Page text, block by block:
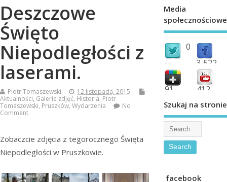
Deszczowe
Święto
Niepodległości z
laserami.
Piotr Tomaszewski
12 listopada, 2015
Aktualności, Galerie zdjęć, Historia, Piotr
Tomaszewski, Pruszków, Wydarzenia
No
Comment
Zobaczcie zdjęcia z tegorocznego Święta
Niepodległości w Pruszkowie.
Media
społecznościowe
0
followers 3,522
fans
91 412
Szukaj na stronie
facebook